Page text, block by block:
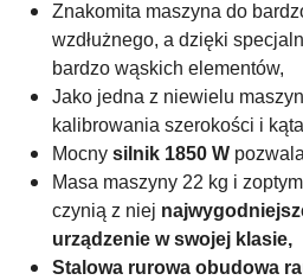
Znakomita maszyna do
wzdłużnego, a dzięki
bardzo wąskich elementów,
Jako jedna z niewielu
kalibrowania szerokości i
Mocny silnik 1850 W
Masa maszyny 22 kg i
czynią z niej
urządzenie w swojej klasie,
Stalowa rurowa obudowa